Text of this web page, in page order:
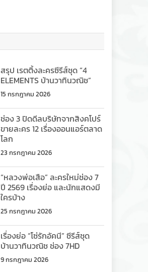
สรุป เรตติ้งละครซีรีส์ชุด “4
ELEMENTS บ้านวาทินวณิช”
15 กรกฎาคม 2026
ช่อง 3 ปิดดีลบริษัทจากสิงคโปร์
ขายละคร 12 เรื่องออนแอร์ตลาด
โลก
23 กรกฎาคม 2026
“หลวงพ่อเสือ” ละครใหม่ช่อง 7
ปี 2569 เรื่องย่อ และนักแสดงมี
ใครบ้าง
25 กรกฎาคม 2026
เรื่องย่อ “โซ่รักอัคนี” ซีรีส์ชุด
บ้านวาทินวณิช ช่อง 7HD
9 กรกฎาคม 2026